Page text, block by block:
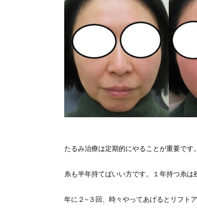
たるみ治療は定期的にやることが重要です。
糸も半年持てばいい方です。１年持つ糸は
年に２~３回、時々やってあげるとリフト